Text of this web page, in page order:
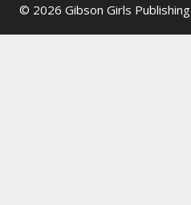
© 2026 Gibson Girls Publishing